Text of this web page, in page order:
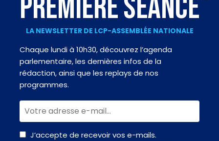
PREMIÈRE SÉANCE
LA NEWSLETTER DE LCP-ASSEMBLÉE NATIONALE
Chaque lundi à 10h30, découvrez l’agenda
parlementaire, les dernières infos de la
rédaction, ainsi que les replays de nos
programmes.
J’accepte de recevoir vos e-mails.